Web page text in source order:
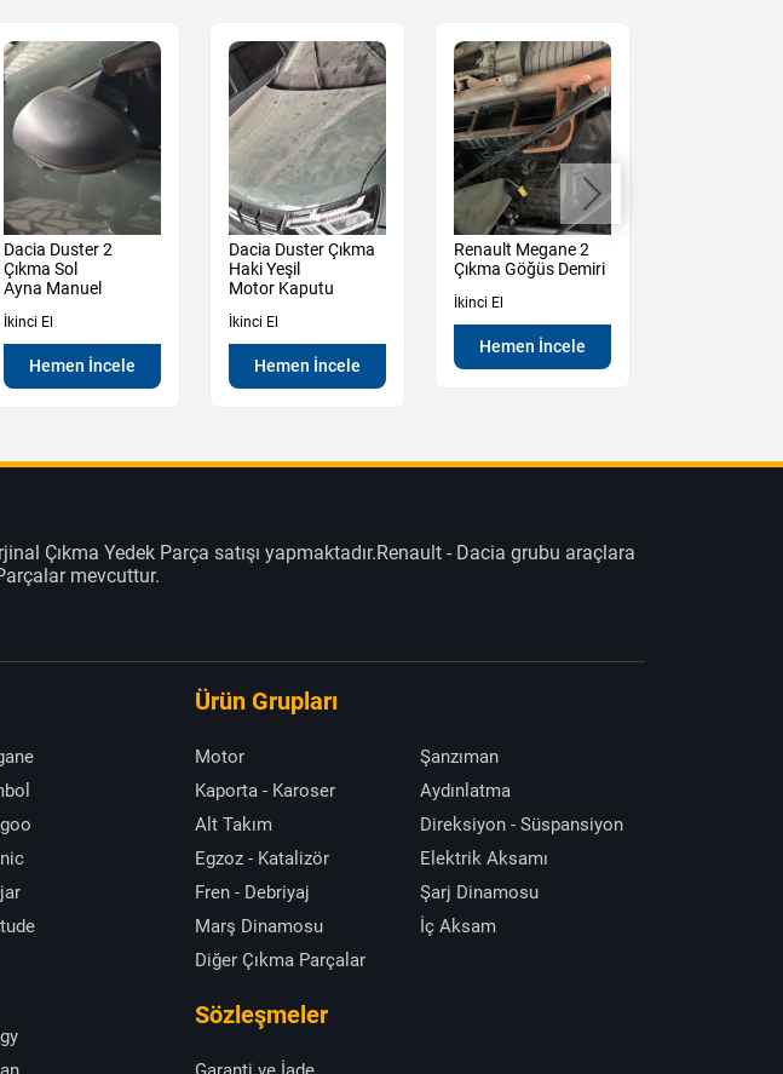
Dacia Duster 2
Çıkma Sol
Ayna Manuel
İkinci El
Hemen İncele
Dacia Duster Çıkma
Haki Yeşil
Motor Kaputu
İkinci El
Hemen İncele
Renault Megane 2
Çıkma Göğüs Demiri
İkinci El
Hemen İncele
Çıkma Yedek Parça satışı yapmaktadır.Renault - Dacia grubu araçlara
mevcuttur.
Ürün Grupları
Motor
Şanzıman
Kaporta - Karoser
Aydınlatma
Alt Takım
Direksiyon - Süspansiyon
Egzoz - Katalizör
Elektrik Aksamı
Fren - Debriyaj
Şarj Dinamosu
Marş Dinamosu
İç Aksam
Diğer Çıkma Parçalar
Sözleşmeler